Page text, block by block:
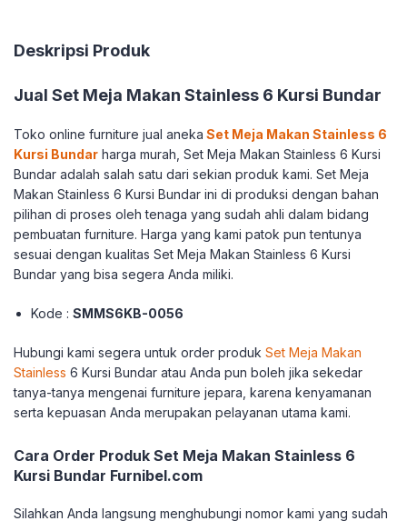
Deskripsi Produk
Jual Set Meja Makan Stainless 6 Kursi Bundar
Toko online furniture jual aneka Set Meja Makan Stainless 6
Kursi Bundar harga murah, Set Meja Makan Stainless 6 Kursi
Bundar adalah salah satu dari sekian produk kami. Set Meja
Makan Stainless 6 Kursi Bundar ini di produksi dengan bahan
pilihan di proses oleh tenaga yang sudah ahli dalam bidang
pembuatan furniture. Harga yang kami patok pun tentunya
sesuai dengan kualitas Set Meja Makan Stainless 6 Kursi
Bundar yang bisa segera Anda miliki.
Kode :SMMS6KB-0056
Hubungi kami segera untuk order produk Set Meja Makan
Stainless 6 Kursi Bundar atau Anda pun boleh jika sekedar
tanya-tanya mengenai furniture jepara, karena kenyamanan
serta kepuasan Anda merupakan pelayanan utama kami.
Cara Order Produk Set Meja Makan Stainless 6
Kursi Bundar Furnibel.com
Silahkan Anda langsung menghubungi nomor kami yang sudah